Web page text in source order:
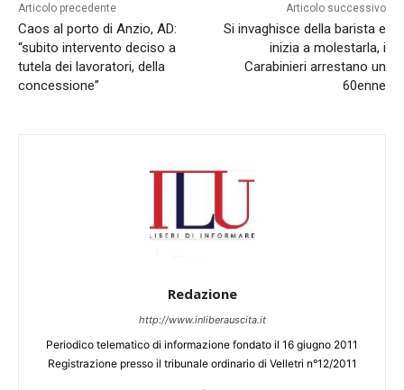
Articolo precedente
Caos al porto di Anzio, AD:
“subito intervento deciso a
tutela dei lavoratori, della
concessione”
Articolo successivo
Si invaghisce della barista e
inizia a molestarla, i
Carabinieri arrestano un
60enne
Redazione
http://www.inliberauscita.it
Periodico telematico di informazione fondato il 16 giugno 2011
Registrazione presso il tribunale ordinario di Velletri n°12/2011